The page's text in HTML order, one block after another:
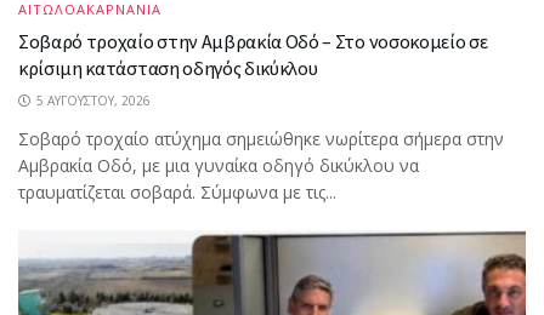
ΑΙΤΩΛΟΑΚΑΡΝΑΝΙΑ
Σοβαρό τροχαίο στην Αμβρακία Οδό – Στο νοσοκομείο σε
κρίσιμη κατάσταση οδηγός δικύκλου
5 ΑΥΓΟΎΣΤΟΥ, 2026
Σοβαρό τροχαίο ατύχημα σημειώθηκε νωρίτερα σήμερα στην
Αμβρακία Οδό, με μια γυναίκα οδηγό δικύκλου να
τραυματίζεται σοβαρά. Σύμφωνα με τις...